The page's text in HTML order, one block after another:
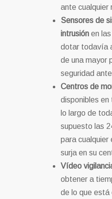
ante cualquier
Sensores de
intrusión en
dotar todavía
de una mayor
seguridad
Centros de
disponibles
lo largo de
supuesto las
para cualquier
surja en su
Vídeo
obtener a
de lo que está